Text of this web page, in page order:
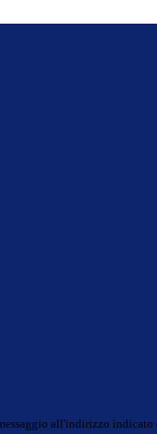
all'indirizzo indicato